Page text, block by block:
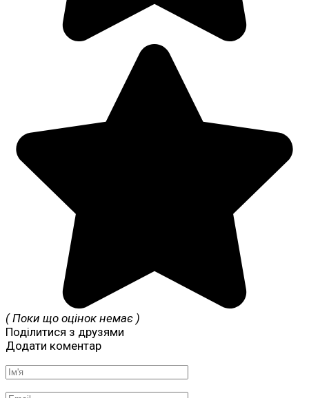
( Поки що оцінок немає )
Поділитися з друзями
Додати коментар
Ім'я
*